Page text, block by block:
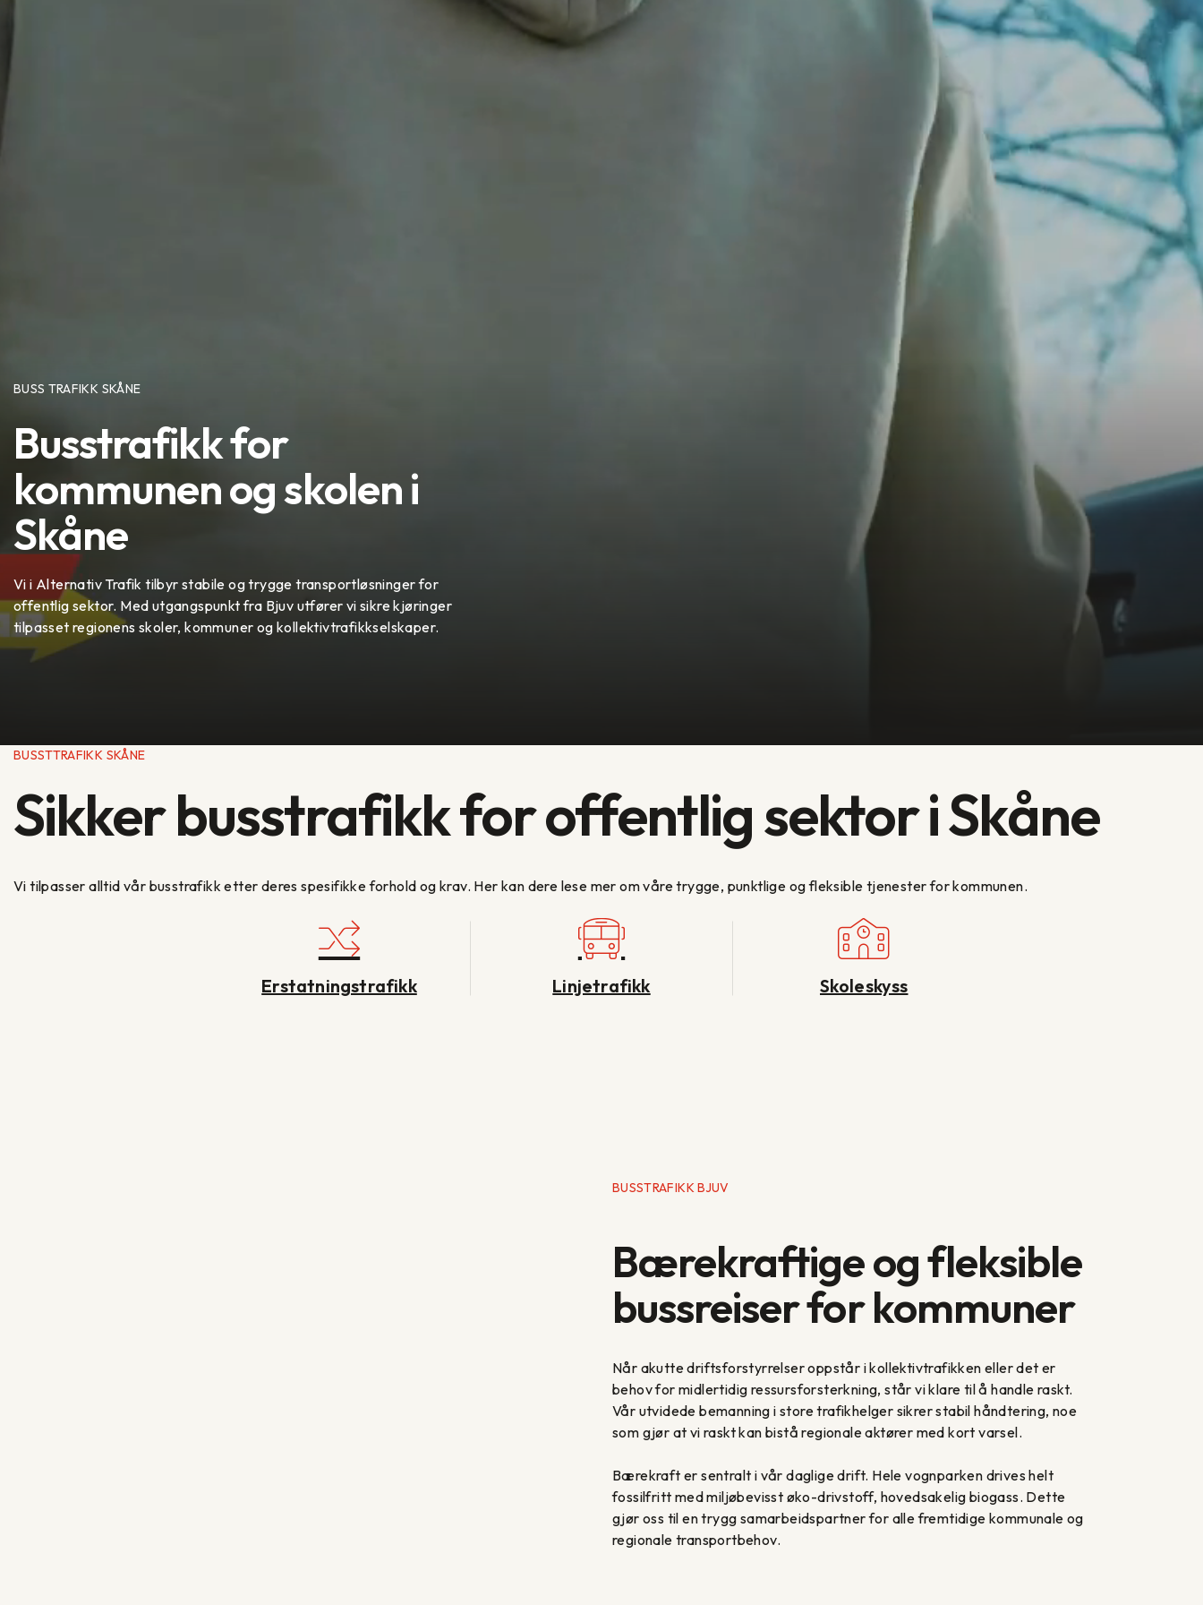
BUSS TRAFIKK SKÅNE
Busstrafikk for
kommunen og skolen i
Skåne
Vi i Alternativ Trafik tilbyr stabile og trygge transportløsninger for
offentlig sektor. Med utgangspunkt fra Bjuv utfører vi sikre kjøringer
tilpasset regionens skoler, kommuner og kollektivtrafikkselskaper.
BUSSTTRAFIKK SKÅNE
Sikker busstrafikk for offentlig sektor i Skåne
Vi tilpasser alltid vår busstrafikk etter deres spesifikke forhold og krav. Her kan dere lese mer om våre trygge, punktlige og fleksible tjenester for kommunen.
Erstatningstrafikk Linjetrafikk Skoleskyss
BUSSTRAFIKK BJUV
Bærekraftige og fleksible
bussreiser for kommuner
Når akutte driftsforstyrrelser oppstår i kollektivtrafikken eller det er
behov for midlertidig ressursforsterkning, står vi klare til å handle raskt.
Vår utvidede bemanning i store trafikhelger sikrer stabil håndtering, noe
som gjør at vi raskt kan bistå regionale aktører med kort varsel.
Bærekraft er sentralt i vår daglige drift. Hele vognparken drives helt
fossilfritt med miljøbevisst øko-drivstoff, hovedsakelig biogass. Dette
gjør oss til en trygg samarbeidspartner for alle fremtidige kommunale og
regionale transportbehov.